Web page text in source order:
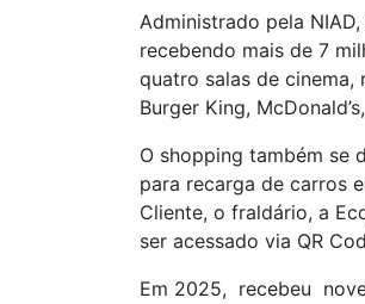
Administrado pela
recebendo mais de 7
quatro salas de cinema,
Burger King,
O shopping também se
para recarga de carros
Cliente, o fraldário, a
ser acessado via QR
Em 2025, recebeu